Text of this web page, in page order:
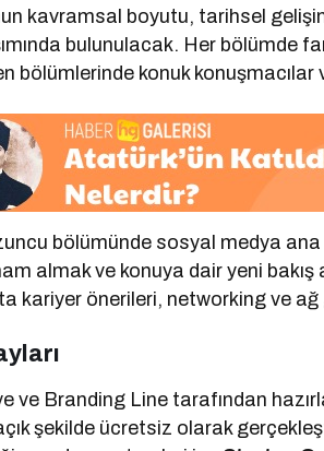
kavramsal boyutu, tarihsel
bulunulacak. Her bölümde
bölümlerinde konuk
bölümünde sosyal medya
almak ve konuya dair yeni bakış
kariyer önerileri, networking ve ağ
ve Branding Line tarafından
şekilde ücretsiz olarak